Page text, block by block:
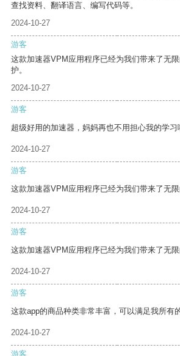
查找资料、翻译语言、编写代码等。
2024-10-27
游客
这款加速器VPM应用程序已经为我们带来了无
护。
2024-10-27
游客
超级好用的加速器，妈妈再也不用担心我的学习
2024-10-27
游客
这款加速器VPM应用程序已经为我们带来了无限
2024-10-27
游客
这款加速器VPM应用程序已经为我们带来了无限
2024-10-27
游客
这款app的商品种类非常丰富，可以满足我所有
2024-10-27
游客